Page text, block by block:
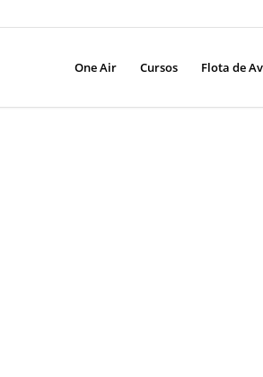
One Air Cursos Flota de